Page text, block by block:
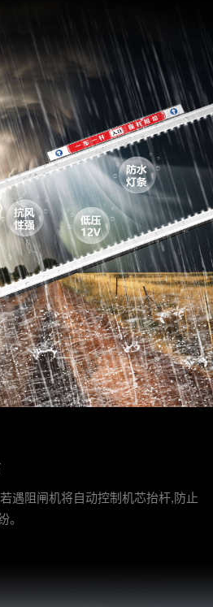
遇阻闸机将自动控制机芯抬杆,防止
。